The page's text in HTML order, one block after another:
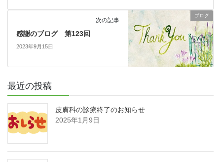
ブログ
次の記事
感謝のブログ 第123回
2023年9月15日
最近の投稿
皮膚科の診療終了のお知らせ
2025年1月9日